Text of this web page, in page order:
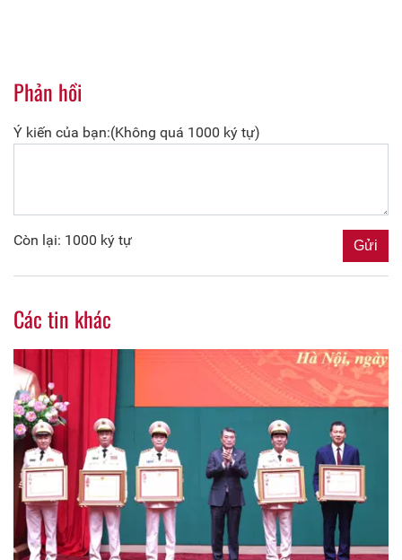
Phản hồi
Ý kiến của bạn:(Không quá 1000 ký tự)
Còn lại: 1000 ký tự
Các tin khác